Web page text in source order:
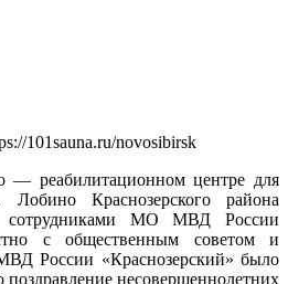
101sauna.ru/novosibirsk
— реабилитационном центре для
Лобино Краснозерского района
сотрудниками МО МВД России
с общественным советом и
России «Краснозерский» было
поздравление несовершеннолетних